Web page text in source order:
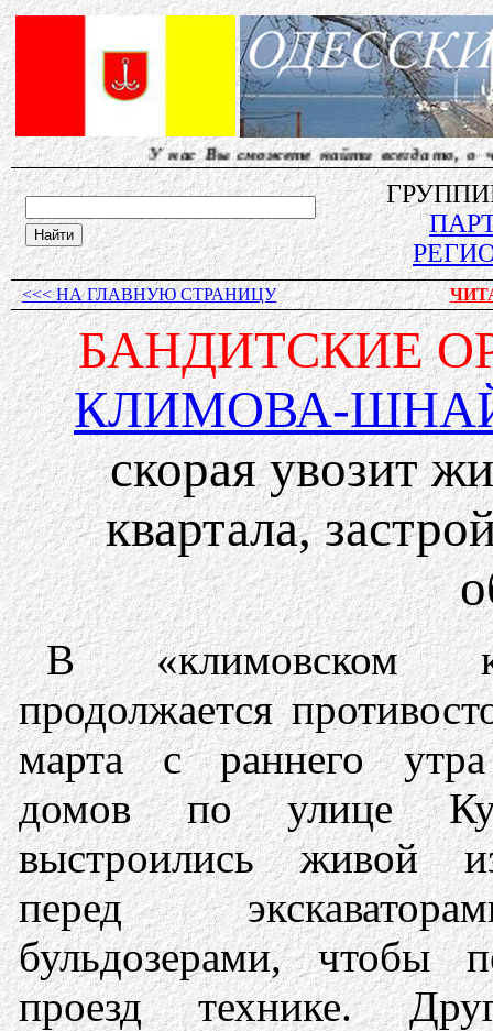
У нас Вы сможете найти всегда то, о чем другие
<<< НА ГЛАВНУЮ СТРАНИЦУ
БАНДИТСКИЕ
КЛИМОВА-
скорая увозит
квартала,
В «климовском
продолжается
марта с раннего
домов по улице
выстроились живой
перед
бульдозерами, чтобы
проезд технике.